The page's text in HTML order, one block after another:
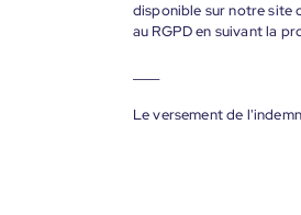
disponible sur notre site
au RGPD en suivant la
Le versement de